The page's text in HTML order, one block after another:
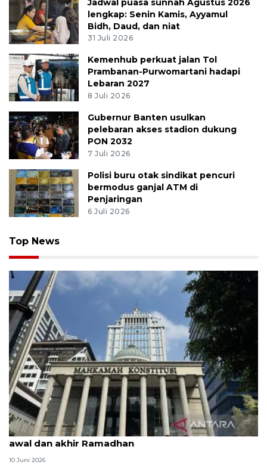
Jadwal puasa sunnah Agustus 2026
lengkap: Senin Kamis, Ayyamul
Bidh, Daud, dan niat
31 Juli 2026
Kemenhub perkuat jalan Tol
Prambanan-Purwomartani hadapi
Lebaran 2027
8 Juli 2026
Gubernur Banten usulkan
pelebaran akses stadion dukung
PON 2032
7 Juli 2026
Polisi buru otak sindikat pencuri
bermodus ganjal ATM di
Penjaringan
6 Juli 2026
Top News
MK uji materi UU Peradilan Agama perihal isbat
awal dan akhir Ramadhan
10 Juni 2026